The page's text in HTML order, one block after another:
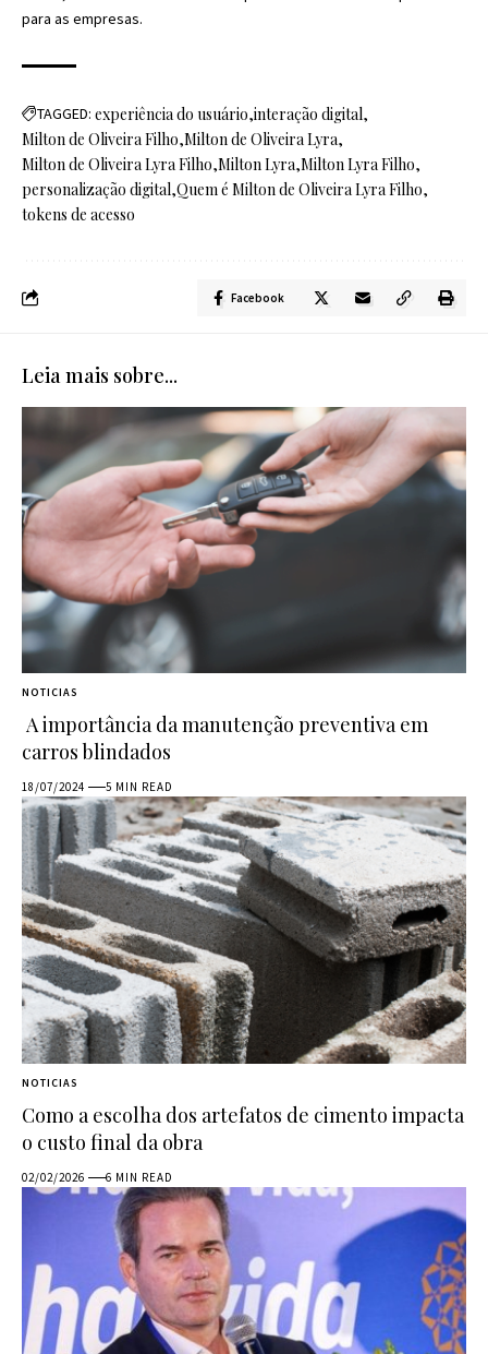
para as empresas.
TAGGED: experiência do usuário interação digital
Milton de Oliveira Filho Milton de Oliveira Lyra
Milton de Oliveira Lyra Filho Milton Lyra Milton Lyra Filho
personalização digital Quem é Milton de Oliveira Lyra Filho
tokens de acesso
Facebook
Leia mais sobre...
NOTICIAS
A importância da manutenção preventiva em
carros blindados
18/07/2024 5 MIN READ
NOTICIAS
Como a escolha dos artefatos de cimento impacta
o custo final da obra
02/02/2026 6 MIN READ